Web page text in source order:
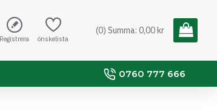
Registrera önskelista
(0) Summa: 0,00 kr
0760 777 666